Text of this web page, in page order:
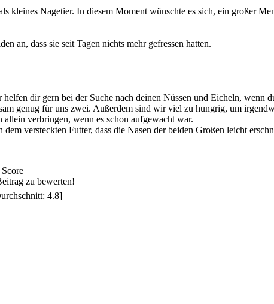
kleines Nagetier. In diesem Moment wünschte es sich, ein großer
an, dass sie seit Tagen nichts mehr gefressen hatten.
dir gern bei der Suche nach deinen Nüssen und Eicheln, wenn
genug für uns zwei. Außerdem sind wir viel zu hungrig, um
verbringen, wenn es schon aufgewacht war.
versteckten Futter, dass die Nasen der beiden Großen leicht
zu bewerten!
4.8]